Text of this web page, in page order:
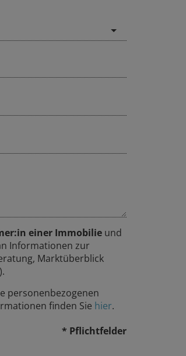
einer Immobilie und
Informationen zur
Marktüberblick
personenbezogenen
finden Sie hier.
* Pflichtfelder